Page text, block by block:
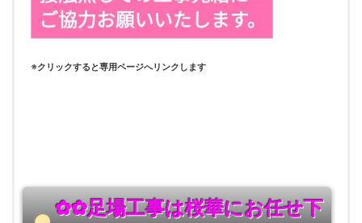
※クリックすると専用ページへリンクします
✿✿足場工事は桜華にお任せ下